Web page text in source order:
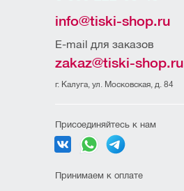
info@tiski-shop.ru
E-mail для заказов
zakaz@tiski-shop.ru
г. Калуга, ул. Московская, д. 84
Присоединяйтесь к нам
Принимаем к оплате